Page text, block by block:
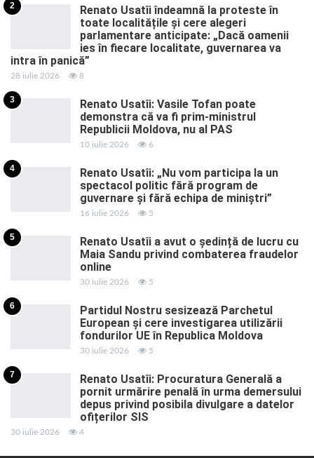
2
Renato Usatîi îndeamnă la proteste în
toate localitățile și cere alegeri
parlamentare anticipate: „Dacă oamenii
ies în fiecare localitate, guvernarea va
intra în panică”
28 iulie 2026 8
3
Renato Usatîi: Vasile Tofan poate
demonstra că va fi prim-ministrul
Republicii Moldova, nu al PAS
10 iulie 2026 6
4
Renato Usatîi: „Nu vom participa la un
spectacol politic fără program de
guvernare și fără echipa de miniștri”
16 iulie 2026 5
5
Renato Usatîi a avut o ședință de lucru cu
Maia Sandu privind combaterea fraudelor
online
30 iulie 2026 5
6
Partidul Nostru sesizează Parchetul
European și cere investigarea utilizării
fondurilor UE în Republica Moldova
30 iulie 2026 5
7
Renato Usatîi: Procuratura Generală a
pornit urmărire penală în urma demersului
depus privind posibila divulgare a datelor
ofițerilor SIS
30 iulie 2026 4